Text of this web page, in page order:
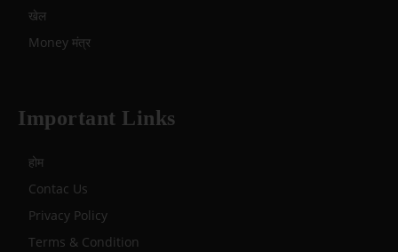
खेल
Money मंत्र
Important Links
होम
Contac Us
Privacy Policy
Terms & Condition